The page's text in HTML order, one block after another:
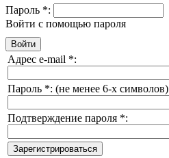
Пароль *:
Войти с помощью пароля
Адрес e-mail *:
Пароль *: (не менее 6-х символов)
Подтверждение пароля *: